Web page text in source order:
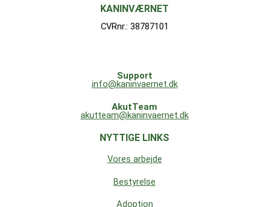
KANINVÆRNET
CVRnr.: 38787101
Support
info@kaninvaernet.dk
AkutTeam
akutteam@kaninvaernet.dk
NYTTIGE LINKS
Vores arbejde
Bestyrelse
Adoption